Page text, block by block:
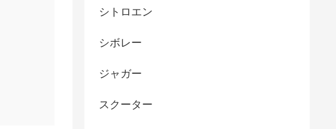
シトロエン
シボレー
ジャガー
スクーター